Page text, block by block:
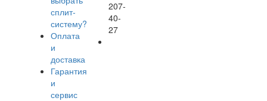
сплит-
систему?
Оплата
и
доставка
Гарантия
и
сервис
207-
40-
27